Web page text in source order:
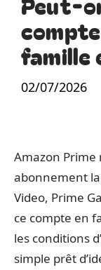
famille
02/07/2026
Amazon
abonnement
Video, Prime
ce compte en
les conditions
simple prêt